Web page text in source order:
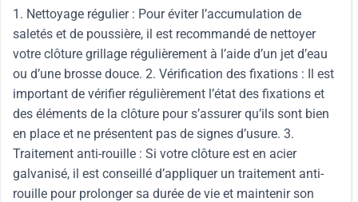
1. Nettoyage régulier : Pour éviter l’accumulation de
saletés et de poussière, il est recommandé de nettoyer
votre clôture grillage régulièrement à l’aide d’un jet d’eau
ou d’une brosse douce. 2. Vérification des fixations : Il est
important de vérifier régulièrement l’état des fixations et
des éléments de la clôture pour s’assurer qu’ils sont bien
en place et ne présentent pas de signes d’usure. 3.
Traitement anti-rouille : Si votre clôture est en acier
galvanisé, il est conseillé d’appliquer un traitement anti-
rouille pour prolonger sa durée de vie et maintenir son